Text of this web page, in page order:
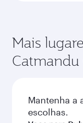
Mais
Catmandu
Mantenha a
escolhas.